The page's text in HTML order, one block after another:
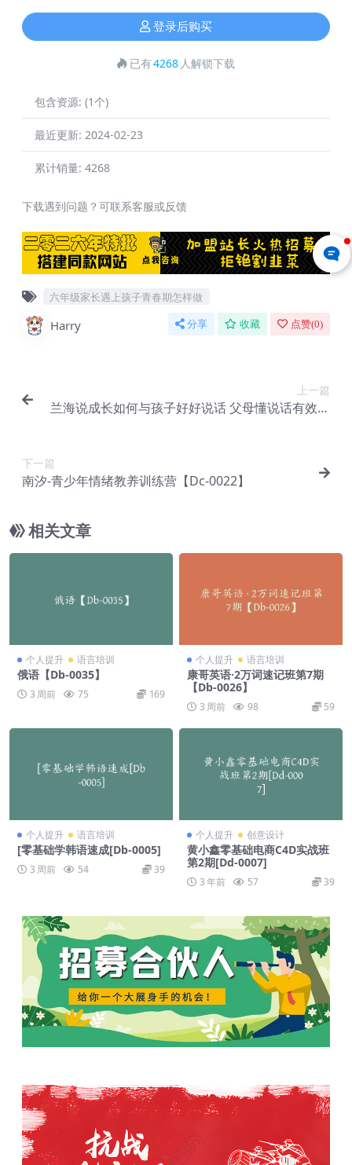
登录后购买
已有4268 人解锁下载
包含资源: (1个)
最近更新: 2024-02-23
累计销量: 4268
下载遇到问题？可联系客服或反馈
六年级家长遇上孩子青春期怎样做
Harry 分享 收藏 点赞(0)
上一篇
兰海说成长如何与孩子好好说话 父母懂说话有效亲
下一篇
南汐-青少年情绪教养训练营【Dc-0022】
相关文章
个人提升 语言培训
俄语【Db-0035】
3 周前 75 169
个人提升 语言培训
康哥英语·2万词速记班第7期
【Db-0026】
3 周前 98 59
个人提升 语言培训
[零基础学韩语速成[Db-0005]
3 周前 54 39
个人提升 创意设计
黄小鑫零基础电商C4D实战班
第2期[Dd-0007]
3 年前 57 39